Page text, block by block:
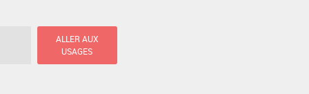
ALLER AUX
USAGES